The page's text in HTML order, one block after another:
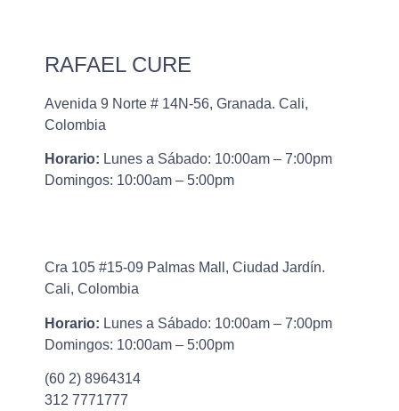
RAFAEL CURE
Avenida 9 Norte # 14N-56, Granada. Cali,
Colombia
Horario: Lunes a Sábado: 10:00am – 7:00pm
Domingos: 10:00am – 5:00pm
Cra 105 #15-09 Palmas Mall, Ciudad Jardín.
Cali, Colombia
Horario: Lunes a Sábado: 10:00am – 7:00pm
Domingos: 10:00am – 5:00pm
(60 2) 8964314
312 7771777